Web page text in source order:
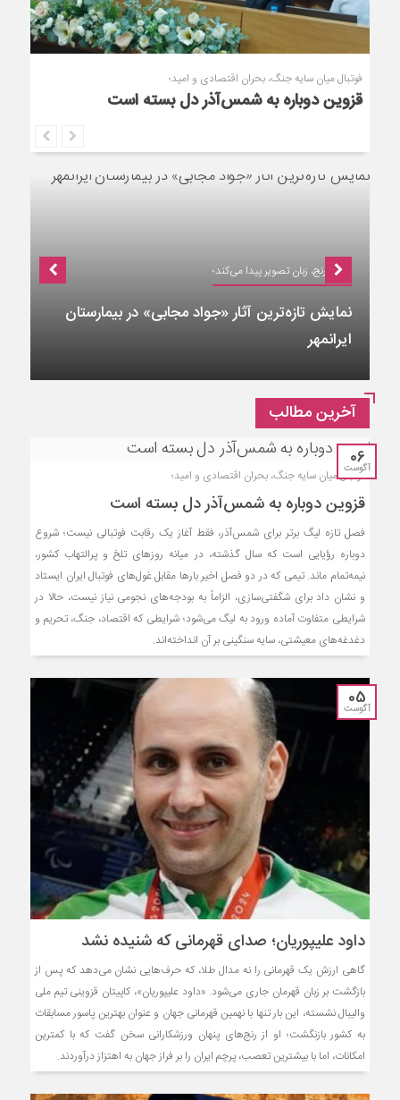
خانواده‌محوری جایگزین مرکزمحوری در بهزیستی
قزوین می‌شود
وقتی رنج، زبان تصویر پیدا می‌کند؛
نمایش تازه‌ترین آثار «جواد مجابی» در بیمارستان
ایرانمهر
آخرین مطالب
06
آگوست
فوتبال میان سایه جنگ، بحران اقتصادی و امید؛
قزوین دوباره به شمس‌آذر دل بسته است
فصل تازه لیگ برتر برای شمس‌آذر، فقط آغاز یک رقابت فوتبالی نیست؛ شروع
دوباره رؤیایی است که سال گذشته، در میانه روزهای تلخ و پرالتهاب کشور،
نیمه‌تمام ماند. تیمی که در دو فصل اخیر بارها مقابل غول‌های فوتبال ایران ایستاد
و نشان داد برای شگفتی‌سازی، الزاماً به بودجه‌های نجومی نیاز نیست، حالا در
شرایطی متفاوت آماده ورود به لیگ می‌شود؛ شرایطی که اقتصاد، جنگ، تحریم و
دغدغه‌های معیشتی، سایه سنگینی بر آن انداخته‌اند.
05
آگوست
داود علیپوریان؛ صدای قهرمانی که شنیده نشد
گاهی ارزش یک قهرمانی را نه مدال طلا، که حرف‌هایی نشان می‌دهد که پس از
بازگشت بر زبان قهرمان جاری می‌شود. «داود علیپوریان»، کاپیتان قزوینی تیم ملی
والیبال نشسته، این بار تنها با نهمین قهرمانی جهان و عنوان بهترین پاسور مسابقات
به کشور بازنگشت؛ او از رنج‌های پنهان ورزشکارانی سخن گفت که با کمترین
امکانات، اما با بیشترین تعصب، پرچم ایران را بر فراز جهان به اهتزاز درآوردند.